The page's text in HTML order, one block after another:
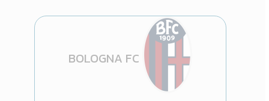
BOLOGNA FC